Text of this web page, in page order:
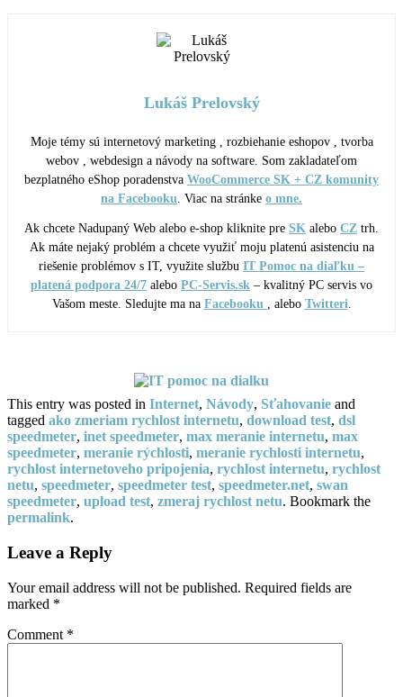
Lukáš Prelovský
Moje témy sú internetový marketing , rozbiehanie eshopov , tvorba
webov , webdesign a návody na software. Som zakladateľom
bezplatného eShop poradenstva WooCommerce SK + CZ komunity
na Facebooku. Viac na stránke o mne.
Ak chcete Nadupaný Web alebo e-shop kliknite pre SK alebo CZ trh.
Ak máte nejaký problém a chcete využiť moju platenú asistenciu na
riešenie problémov s IT, využite službu IT Pomoc na diaľku –
platená podpora 24/7 alebo PC-Servis.sk – kvalitný PC servis vo
Vašom meste. Sledujte ma na Facebooku , alebo Twitteri.
This entry was posted in Internet, Návody, Sťahovanie and
tagged ako zmeriam rychlost internetu, download test, dsl
speedmeter, inet speedmeter, max meranie internetu, max
speedmeter, meranie rýchlosti, meranie rychlosti internetu,
rychlost internetoveho pripojenia, rychlost internetu, rychlost
netu, speedmeter, speedmeter test, speedmeter.net, swan
speedmeter, upload test, zmeraj rychlost netu. Bookmark the
permalink.
Leave a Reply
Your email address will not be published. Required fields are
marked *
Comment *